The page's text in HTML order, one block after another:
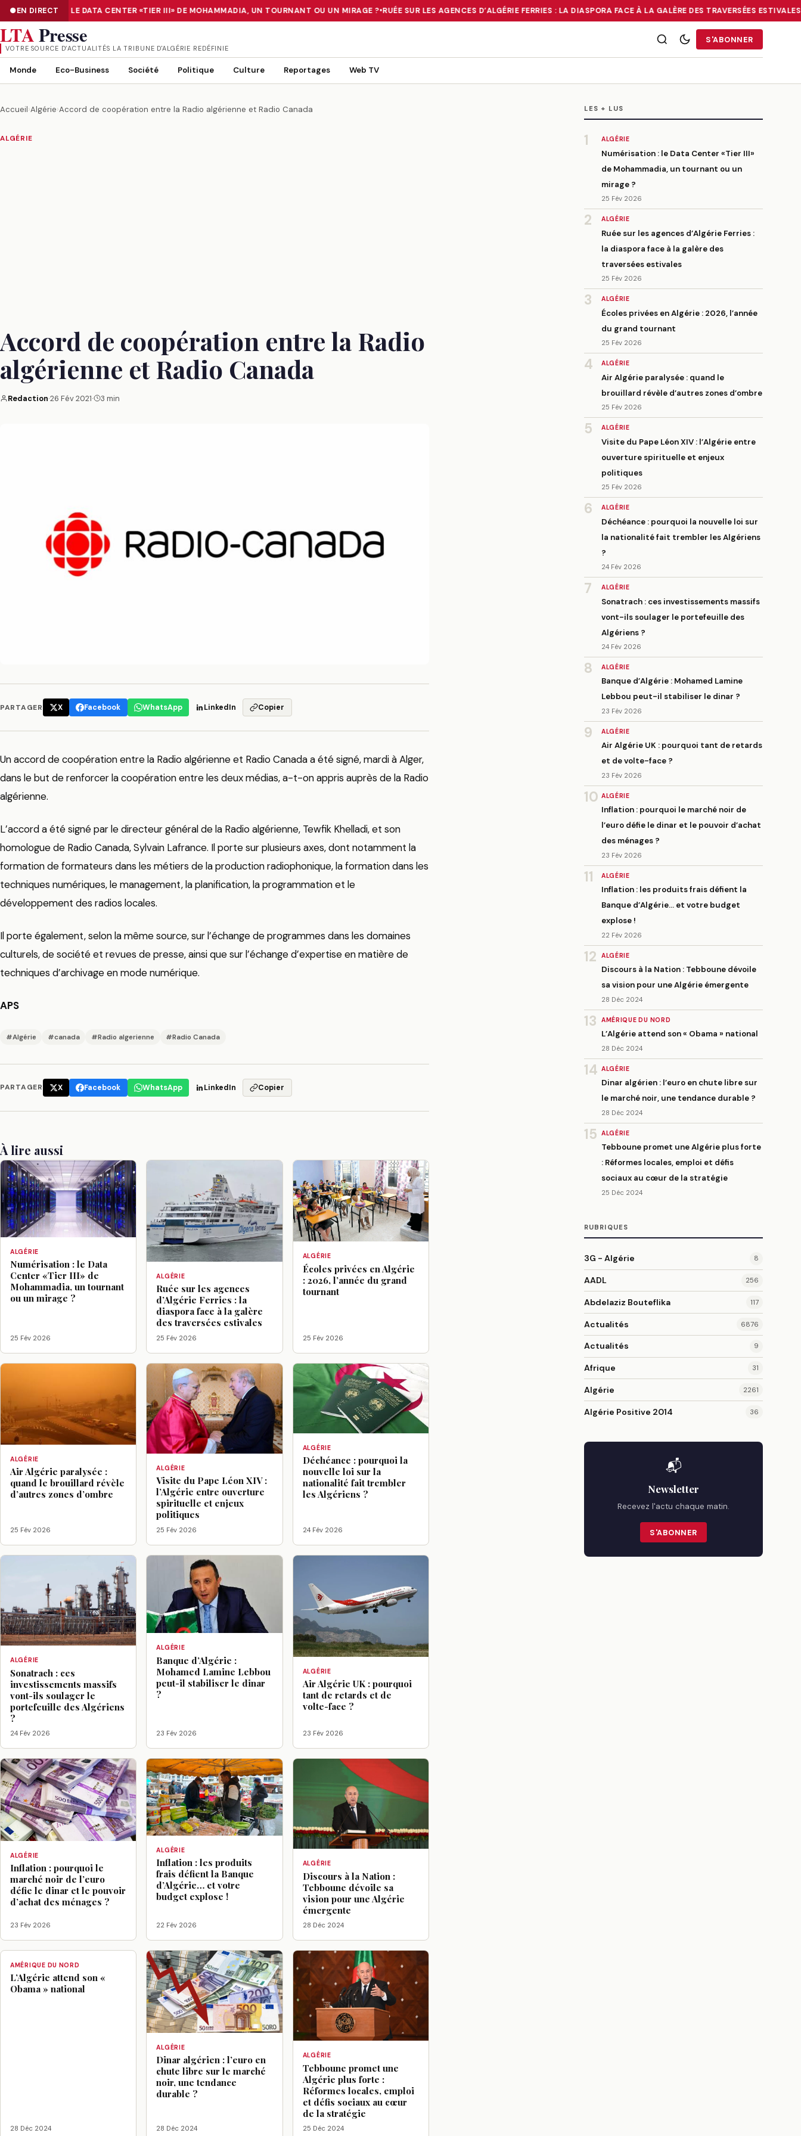
EN DIRECT: LE DATA CENTER «TIER III» DE MOHAMMADIA, UN TOURNANT OU UN MIRAGE ?• RUÉE SUR LES AGENCES D’ALGÉRIE FERRIES : LA DIASPORA FACE À LA GALÈRE DES TRAVERSÉES ESTIVALES•
NUMÉRISATION : LE DATA CENTER «TIER III» DE MOHAMMADIA, UN TOURNANT OU UN MIRAGE ?•RUÉE SUR LES AGENCES D’ALGÉRIE FERRIES : LA DIASPORA FACE À LA GALÈRE DES TRAVERSÉES
LTAPresse
VOTRE SOURCE D’ACTUALITÉS LA TRIBUNE D'ALGÉRIE REDÉFINIE
S'ABONNER
Monde Eco-Business Société Politique Culture Reportages Web TV
Accueil›Algérie›Accord de coopération entre la Radio algérienne et Radio Canada
ALGÉRIE
Accord de coopération entre la Radio
algérienne et Radio Canada
Redaction·26 Fév 2021· 3 min
PARTAGER X Facebook WhatsApp LinkedIn Copier
Un accord de coopération entre la Radio algérienne et Radio Canada a été signé, mardi à Alger,
dans le but de renforcer la coopération entre les deux médias, a-t-on appris auprès de la Radio
algérienne.
L’accord a été signé par le directeur général de la Radio algérienne, Tewfik Khelladi, et son
homologue de Radio Canada, Sylvain Lafrance. Il porte sur plusieurs axes, dont notamment la
formation de formateurs dans les métiers de la production radiophonique, la formation dans les
techniques numériques, le management, la planification, la programmation et le
développement des radios locales.
Il porte également, selon la même source, sur l’échange de programmes dans les domaines
culturels, de société et revues de presse, ainsi que sur l’échange d’expertise en matière de
techniques d’archivage en mode numérique.
APS
#Algérie #canada #Radio algerienne #Radio Canada
PARTAGER X Facebook WhatsApp LinkedIn Copier
À lire aussi
ALGÉRIE
Numérisation : le Data
Center «Tier III» de
Mohammadia, un tournant
ou un mirage ?
25 Fév 2026
ALGÉRIE
Ruée sur les agences
d’Algérie Ferries : la
diaspora face à la galère
des traversées estivales
25 Fév 2026
ALGÉRIE
Écoles privées en Algérie
: 2026, l’année du grand
tournant
25 Fév 2026
ALGÉRIE
Air Algérie paralysée :
quand le brouillard révèle
d’autres zones d’ombre
25 Fév 2026
ALGÉRIE
Visite du Pape Léon XIV :
l’Algérie entre ouverture
spirituelle et enjeux
politiques
25 Fév 2026
ALGÉRIE
Déchéance : pourquoi la
nouvelle loi sur la
nationalité fait trembler
les Algériens ?
24 Fév 2026
ALGÉRIE
Sonatrach : ces
investissements massifs
vont-ils soulager le
portefeuille des Algériens
?
24 Fév 2026
ALGÉRIE
Banque d’Algérie :
Mohamed Lamine Lebbou
peut-il stabiliser le dinar
?
23 Fév 2026
ALGÉRIE
Air Algérie UK : pourquoi
tant de retards et de
volte-face ?
23 Fév 2026
ALGÉRIE
Inflation : pourquoi le
marché noir de l’euro
défie le dinar et le pouvoir
d’achat des ménages ?
23 Fév 2026
ALGÉRIE
Inflation : les produits
frais défient la Banque
d’Algérie… et votre
budget explose !
22 Fév 2026
ALGÉRIE
Discours à la Nation :
Tebboune dévoile sa
vision pour une Algérie
émergente
28 Déc 2024
AMÉRIQUE DU NORD
L’Algérie attend son «
Obama » national
28 Déc 2024
ALGÉRIE
Dinar algérien : l’euro en
chute libre sur le marché
noir, une tendance
durable ?
28 Déc 2024
ALGÉRIE
Tebboune promet une
Algérie plus forte :
Réformes locales, emploi
et défis sociaux au cœur
de la stratégie
25 Déc 2024
LES + LUS
1 ALGÉRIE
Numérisation : le Data Center «Tier III»
de Mohammadia, un tournant ou un
mirage ?
25 Fév 2026
2 ALGÉRIE
Ruée sur les agences d’Algérie Ferries :
la diaspora face à la galère des
traversées estivales
25 Fév 2026
3 ALGÉRIE
Écoles privées en Algérie : 2026, l’année
du grand tournant
25 Fév 2026
4 ALGÉRIE
Air Algérie paralysée : quand le
brouillard révèle d’autres zones d’ombre
25 Fév 2026
5 ALGÉRIE
Visite du Pape Léon XIV : l’Algérie entre
ouverture spirituelle et enjeux
politiques
25 Fév 2026
6 ALGÉRIE
Déchéance : pourquoi la nouvelle loi sur
la nationalité fait trembler les Algériens
?
24 Fév 2026
7 ALGÉRIE
Sonatrach : ces investissements massifs
vont-ils soulager le portefeuille des
Algériens ?
24 Fév 2026
8 ALGÉRIE
Banque d’Algérie : Mohamed Lamine
Lebbou peut-il stabiliser le dinar ?
23 Fév 2026
9 ALGÉRIE
Air Algérie UK : pourquoi tant de retards
et de volte-face ?
23 Fév 2026
10 ALGÉRIE
Inflation : pourquoi le marché noir de
l’euro défie le dinar et le pouvoir d’achat
des ménages ?
23 Fév 2026
11 ALGÉRIE
Inflation : les produits frais défient la
Banque d’Algérie… et votre budget
explose !
22 Fév 2026
12 ALGÉRIE
Discours à la Nation : Tebboune dévoile
sa vision pour une Algérie émergente
28 Déc 2024
13 AMÉRIQUE DU NORD
L’Algérie attend son « Obama » national
28 Déc 2024
14 ALGÉRIE
Dinar algérien : l’euro en chute libre sur
le marché noir, une tendance durable ?
28 Déc 2024
15 ALGÉRIE
Tebboune promet une Algérie plus forte
: Réformes locales, emploi et défis
sociaux au cœur de la stratégie
25 Déc 2024
RUBRIQUES
3G - Algérie 8
AADL 256
Abdelaziz Bouteflika 117
Actualités 6876
Actualités 9
Afrique 31
Algérie 2261
Algérie Positive 2014 36
📬
Newsletter
Recevez l'actu chaque matin.
S'ABONNER